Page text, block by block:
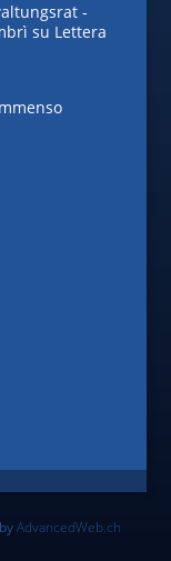
-
su Lettera
AdvancedWeb.ch